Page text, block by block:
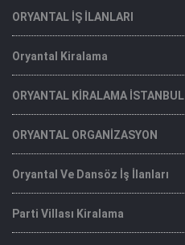
ORYANTAL İŞ İLANLARI
Oryantal Kiralama
ORYANTAL KİRALAMA İSTANBUL
ORYANTAL ORGANİZASYON
Oryantal Ve Dansöz İş İlanları
Parti Villası Kiralama